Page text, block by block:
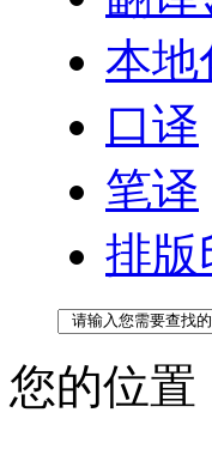
本地
口译
笔译
排版
您的位置